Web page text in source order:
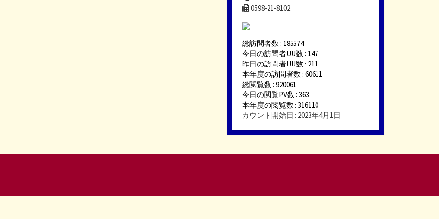
0598-21-8102
総訪問者数 : 185574
今日の訪問者UU数 : 147
昨日の訪問者UU数 : 211
本年度の訪問者数 : 60611
総閲覧数 : 920061
今日の閲覧PV数 : 363
本年度の閲覧数 : 316110
カウント開始日 : 2023年4月1日